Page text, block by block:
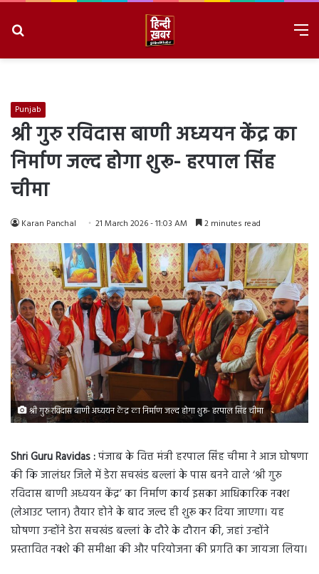
Punjab
श्री गुरु रविदास बाणी अध्ययन केंद्र का
निर्माण जल्द होगा शुरू- हरपाल सिंह
चीमा
Karan Panchal 21 March 2026 - 11:03 AM 2 minutes read
श्री गुरु रविदास बाणी अध्ययन केंद्र का निर्माण जल्द होगा शुरू- हरपाल सिंह चीमा
Shri Guru Ravidas :पंजाब के वित्त मंत्री हरपाल सिंह चीमा ने आज घोषणा
की कि जालंधर जिले में डेरा सचखंड बल्लां के पास बनने वाले ‘श्री गुरु
रविदास बाणी अध्ययन केंद्र’ का निर्माण कार्य इसका आधिकारिक नक्श
(लेआउट प्लान) तैयार होने के बाद जल्द ही शुरू कर दिया जाएगा। यह
घोषणा उन्होंने डेरा सचखंड बल्लां के दौरे के दौरान की, जहां उन्होंने
प्रस्तावित नक्शे की समीक्षा की और परियोजना की प्रगति का जायजा लिया।